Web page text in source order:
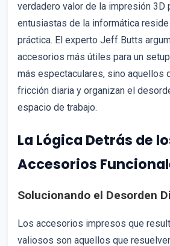
verdadero valor de la impresión 3D
entusiastas de la informática
práctica. El experto Jeff Butts
accesorios más útiles para un
más espectaculares, sino aquellos
fricción diaria y organizan el
espacio de trabajo.
La Lógica Detrás de
Accesorios
Solucionando el Desorden
Los accesorios impresos que
valiosos son aquellos que